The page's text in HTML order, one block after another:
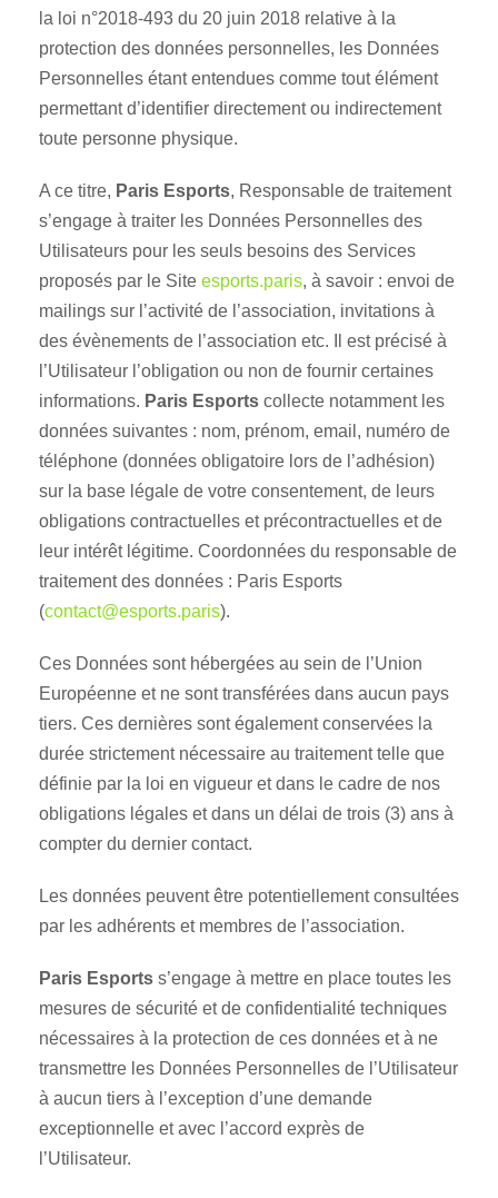
la loi n°2018-493 du 20 juin 2018 relative à la
protection des données personnelles, les Données
Personnelles étant entendues comme tout élément
permettant d’identifier directement ou indirectement
toute personne physique.
A ce titre, Paris Esports, Responsable de traitement
s’engage à traiter les Données Personnelles des
Utilisateurs pour les seuls besoins des Services
proposés par le Site esports.paris, à savoir : envoi de
mailings sur l’activité de l’association, invitations à
des évènements de l’association etc. Il est précisé à
l’Utilisateur l’obligation ou non de fournir certaines
informations. Paris Esports collecte notamment les
données suivantes : nom, prénom, email, numéro de
téléphone (données obligatoire lors de l’adhésion)
sur la base légale de votre consentement, de leurs
obligations contractuelles et précontractuelles et de
leur intérêt légitime. Coordonnées du responsable de
traitement des données : Paris Esports
(contact@esports.paris).
Ces Données sont hébergées au sein de l’Union
Européenne et ne sont transférées dans aucun pays
tiers. Ces dernières sont également conservées la
durée strictement nécessaire au traitement telle que
définie par la loi en vigueur et dans le cadre de nos
obligations légales et dans un délai de trois (3) ans à
compter du dernier contact.
Les données peuvent être potentiellement consultées
par les adhérents et membres de l’association.
Paris Esports s’engage à mettre en place toutes les
mesures de sécurité et de confidentialité techniques
nécessaires à la protection de ces données et à ne
transmettre les Données Personnelles de l’Utilisateur
à aucun tiers à l’exception d’une demande
exceptionnelle et avec l’accord exprès de
l’Utilisateur.